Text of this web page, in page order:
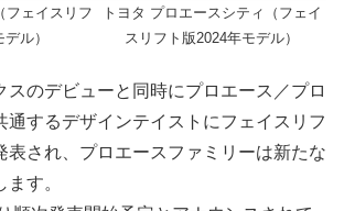
フェイスリフ
ル）
トヨタ プロエースシティ（フェイ
スリフト版2024年モデル）
スのデビューと同時にプロエース／プロ
通するデザインテイストにフェイスリフ
表され、プロエースファミリーは新たな
す。